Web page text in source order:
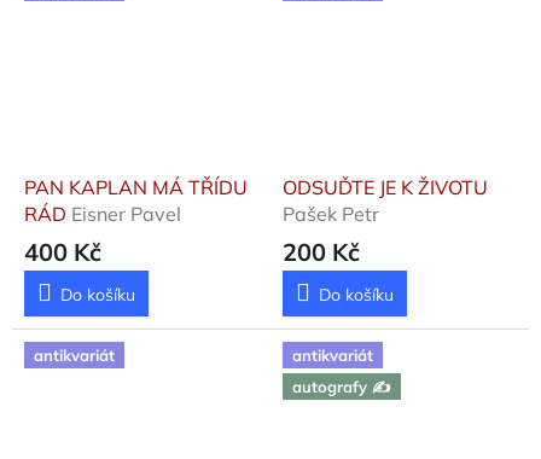
PAN KAPLAN MÁ TŘÍDU
RÁD Eisner Pavel
400 Kč
Do košíku
ODSUĎTE JE K ŽIVOTU
Pašek Petr
200 Kč
Do košíku
antikvariát
antikvariát
autografy ✍️